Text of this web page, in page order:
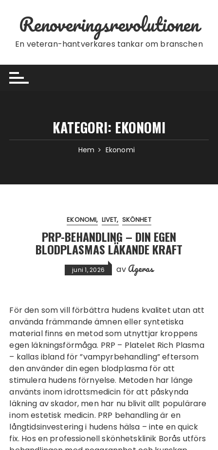
Renoveringsrevolutionen
En veteran-hantverkares tankar om branschen
KATEGORI: EKONOMI
Hem Ekonomi
EKONOMI LIVET SKÖNHET
PRP-BEHANDLING – DIN EGEN
BLODPLASMAS LÄKANDE KRAFT
juni 1, 2026 av Ageras
För den som vill förbättra hudens kvalitet utan att
använda främmande ämnen eller syntetiska
material finns en metod som utnyttjar kroppens
egen läkningsförmåga. PRP – Platelet Rich Plasma
– kallas ibland för ”vampyrbehandling” eftersom
den använder din egen blodplasma för att
stimulera hudens förnyelse. Metoden har länge
använts inom idrottsmedicin för att påskynda
läkning av skador, men har nu blivit allt populärare
inom estetisk medicin. PRP behandlingär en
långtidsinvestering i hudens hälsa – inte en quick
fix. Hos en professionellskönhetsklinik Borås utförs